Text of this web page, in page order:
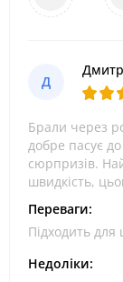
Д
Брали через
добре пасує
сюрпризів.
швидкість,
Переваги:
Підходить
Недоліки: